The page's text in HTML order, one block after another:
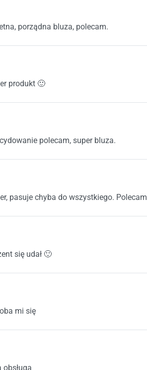
porządna bluza, polecam.
produkt 🙂
polecam, super bluza.
pasuje chyba do wszystkiego. Polecam
się udał 🙂
mi się
obsługa